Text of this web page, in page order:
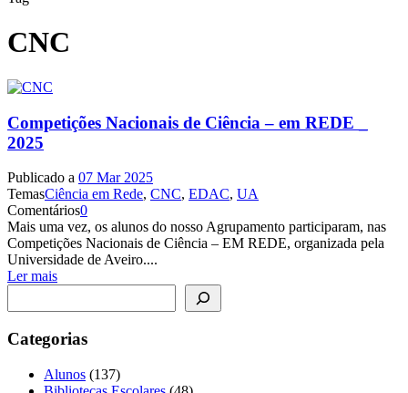
CNC
Competições Nacionais de Ciência – em REDE _
2025
Publicado a 07 Mar 2025
TemasCiência em Rede, CNC, EDAC, UA
Comentários0
Mais uma vez, os alunos do nosso Agrupamento participaram, nas
Competições Nacionais de Ciência – EM REDE, organizada pela
Universidade de Aveiro....
Ler mais
Categorias
Alunos (137)